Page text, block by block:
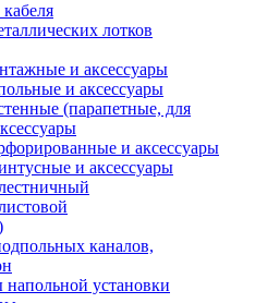
лотков
и аксессуары
и аксессуары
(парапетные, для
и аксессуары
и аксессуары
каналов,
установки